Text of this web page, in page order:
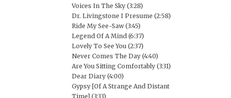
Voices In The Sky (3:28)
Dr. Livingstone I Presume (2:58)
Ride My See-Saw (3:45)
Legend Of A Mind (6:37)
Lovely To See You (2:37)
Never Comes The Day (4:40)
Are You Sitting Comfortably (3:31)
Dear Diary (4:00)
Gypsy [Of A Strange And Distant
Time] (3:33)